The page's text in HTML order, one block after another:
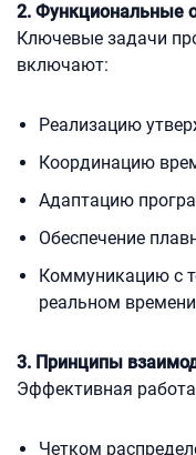
2. Функциональные
Ключевые задачи
включают:
Реализацию
Координацию
Адаптацию
Обеспечение
Коммуникацию с
реальном времени
3. Принципы
Эффективная
Четком